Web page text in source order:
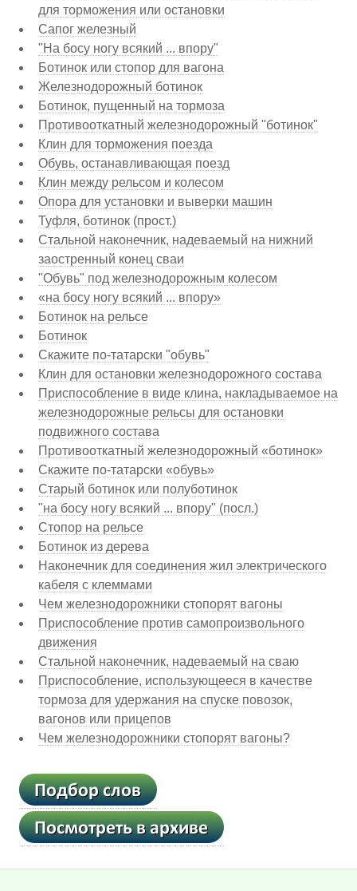
для торможения или остановки
Сапог железный
"На босу ногу всякий ... впору"
Ботинок или стопор для вагона
Железнодорожный ботинок
Ботинок, пущенный на тормоза
Противооткатный железнодорожный "ботинок"
Клин для торможения поезда
Обувь, останавливающая поезд
Клин между рельсом и колесом
Опора для установки и выверки машин
Туфля, ботинок (прост.)
Стальной наконечник, надеваемый на нижний
заостренный конец сваи
"Обувь" под железнодорожным колесом
«на босу ногу всякий ... впору»
Ботинок на рельсе
Ботинок
Скажите по-татарски "обувь"
Клин для остановки железнодорожного состава
Приспособление в виде клина, накладываемое на
железнодорожные рельсы для остановки
подвижного состава
Противооткатный железнодорожный «ботинок»
Скажите по-татарски «обувь»
Старый ботинок или полуботинок
"на босу ногу всякий ... впору" (посл.)
Стопор на рельсе
Ботинок из дерева
Наконечник для соединения жил электрического
кабеля с клеммами
Чем железнодорожники стопорят вагоны
Приспособление против самопроизвольного
движения
Стальной наконечник, надеваемый на сваю
Приспособление, использующееся в качестве
тормоза для удержания на спуске повозок,
вагонов или прицепов
Чем железнодорожники стопорят вагоны?